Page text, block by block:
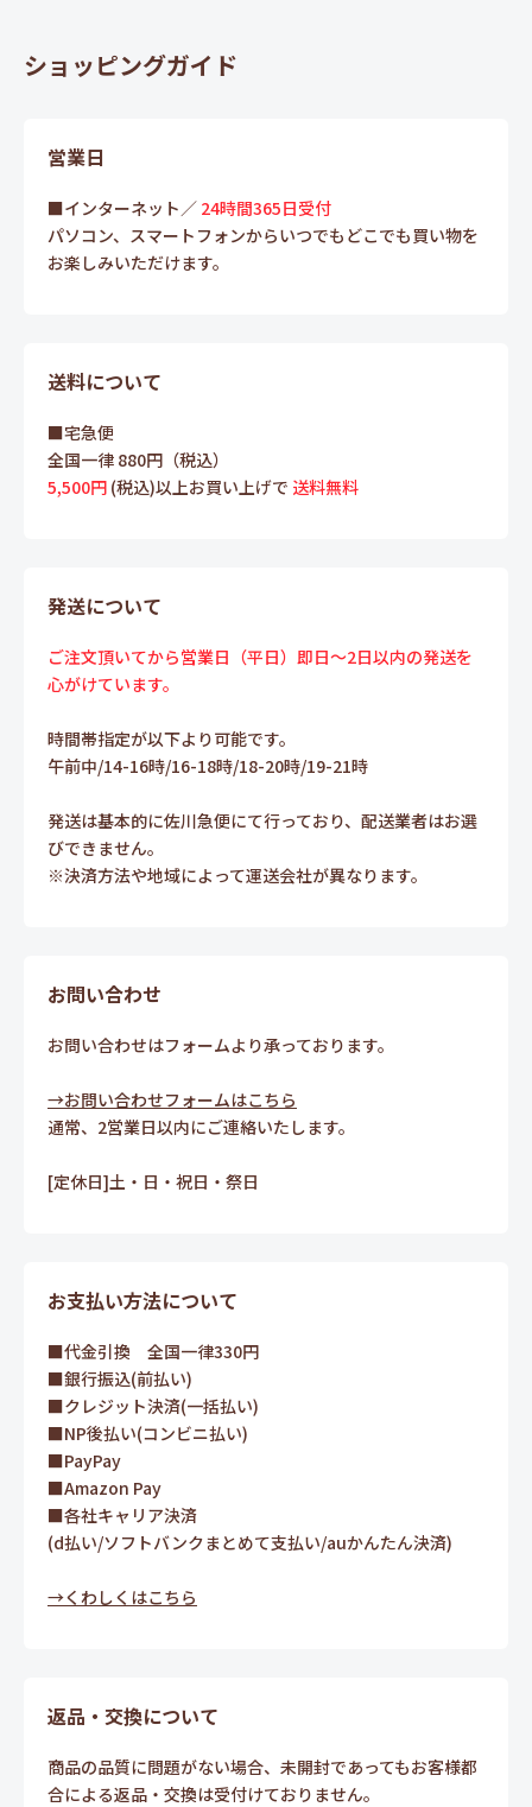
ショッピングガイド
営業日
■インターネット／ 24時間365日受付
パソコン、スマートフォンからいつでもどこでも買い物を
お楽しみいただけます。
送料について
■宅急便
全国一律 880円（税込）
5,500円 (税込)以上お買い上げで 送料無料
発送について
ご注文頂いてから営業日（平日）即日～2日以内の発送を
心がけています。
時間帯指定が以下より可能です。
午前中/14-16時/16-18時/18-20時/19-21時
発送は基本的に佐川急便にて行っており、配送業者はお選
びできません。
※決済方法や地域によって運送会社が異なります。
お問い合わせ
お問い合わせはフォームより承っております。
→お問い合わせフォームはこちら
通常、2営業日以内にご連絡いたします。
[定休日]土・日・祝日・祭日
お支払い方法について
■代金引換 全国一律330円
■銀行振込(前払い)
■クレジット決済(一括払い)
■NP後払い(コンビニ払い)
■PayPay
■Amazon Pay
■各社キャリア決済
(d払い/ソフトバンクまとめて支払い/auかんたん決済)
→くわしくはこちら
返品・交換について
商品の品質に問題がない場合、未開封であってもお客様都
合による返品・交換は受付けておりません。